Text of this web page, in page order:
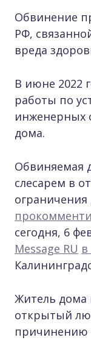
Обвинение
РФ,
вреда
В июне 2022
работы по
инженерных
дома.
Обвиняемая
слесарем в
сегодня, 6
Message RU
Житель дома
открытый
причинению